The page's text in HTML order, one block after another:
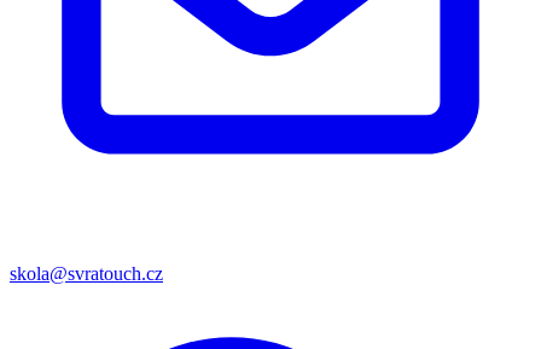
skola@svratouch.cz